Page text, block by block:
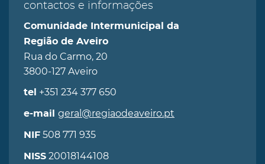
contactos e informações
Comunidade Intermunicipal da
Região de Aveiro
Rua do Carmo, 20
3800-127 Aveiro
tel +351 234 377 650
e-mail geral@regiaodeaveiro.pt
NIF 508 771 935
NISS 20018144108